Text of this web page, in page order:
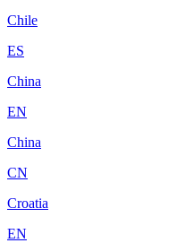
Chile
ES
China
EN
China
CN
Croatia
EN